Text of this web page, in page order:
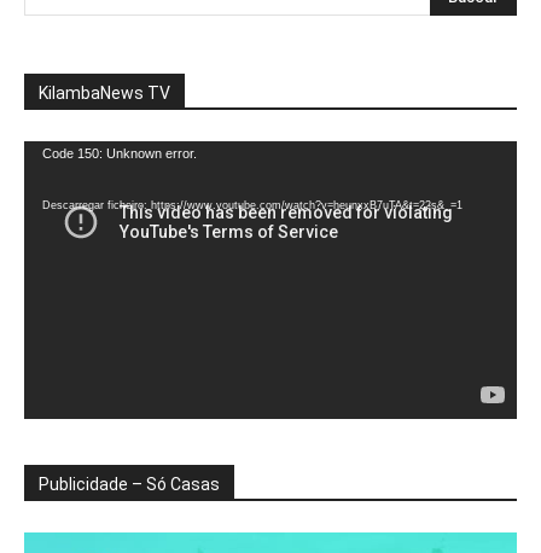
KilambaNews TV
Reprodutor
vídeo
Code 150: Unknown error.
Descarregar ficheiro: https://www.youtube.com/watch?v=heunxxB7uTA&t=22s&_=1
Publicidade – Só Casas